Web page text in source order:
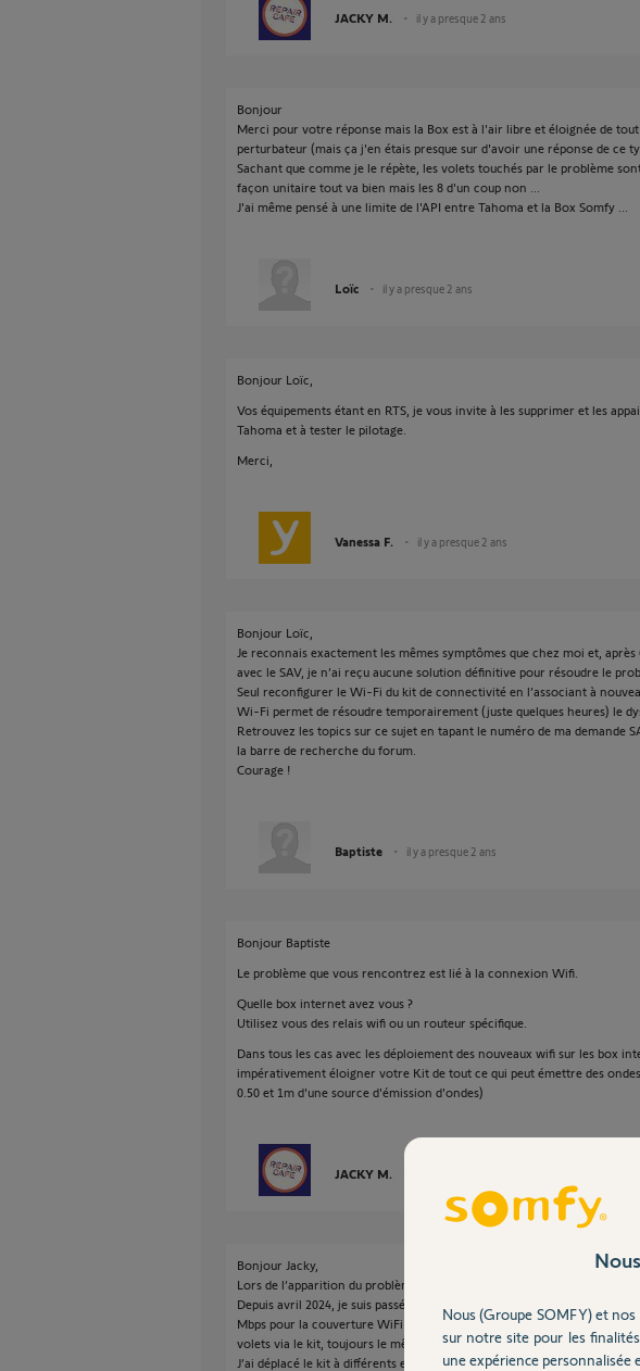
JACKY M. il y a presque 2 ans
Bonjour
Merci pour votre réponse mais la Box est à l'air libre et éloignée de
perturbateur (mais ça j'en étais presque sur d'avoir une réponse de ce
Sachant que comme je le répète, les volets touchés par le problème
façon unitaire tout va bien mais les 8 d'un coup non ...
J'ai même pensé à une limite de l'API entre Tahoma et la Box Somfy ...
Loïc il y a presque 2 ans
Bonjour Loïc,
Vos équipements étant en RTS, je vous invite à les supprimer et les
Tahoma et à tester le pilotage.
Merci,
Vanessa F. il y a presque 2 ans
Bonjour Loïc,
Je reconnais exactement les mêmes symptômes que chez moi et, après
avec le SAV, je n’ai reçu aucune solution définitive pour résoudre le
Seul reconfigurer le Wi-Fi du kit de connectivité en l’associant à
Wi-Fi permet de résoudre temporairement (juste quelques heures) le
Retrouvez les topics sur ce sujet en tapant le numéro de ma demande
la barre de recherche du forum.
Courage !
Baptiste il y a presque 2 ans
Bonjour Baptiste
Le problème que vous rencontrez est lié à la connexion Wifi.
Quelle box internet avez vous ?
Utilisez vous des relais wifi ou un routeur spécifique.
Dans tous les cas avec les déploiement des nouveaux wifi sur les box
impérativement éloigner votre Kit de tout ce qui peut émettre des
0.50 et 1m d'une source d'émission d'ondes)
JACKY M.
Bonjour Jacky,
Lors de l’apparition du problème début 2024, j’avais le WIFI via la BOX
Depuis avril 2024, je suis passé en fibre et j’utilise le TP-Link Deco X50
Mbps pour la couverture WiFi. Je n’ai pas constaté d’amélioration pour
volets via le kit, toujours le même problème.
J’ai déplacé le kit à différents endroits de la maison sans source
Nous (Groupe SOMFY) et
sur notre site pour les
une expérience personnalisée